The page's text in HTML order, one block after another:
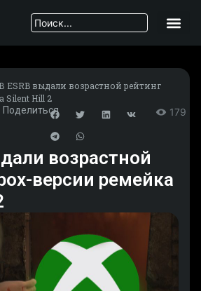
В ESRB выдали возрастной рейтинг
Silent Hill 2
Поделиться 179
возрастной
версии ремейка